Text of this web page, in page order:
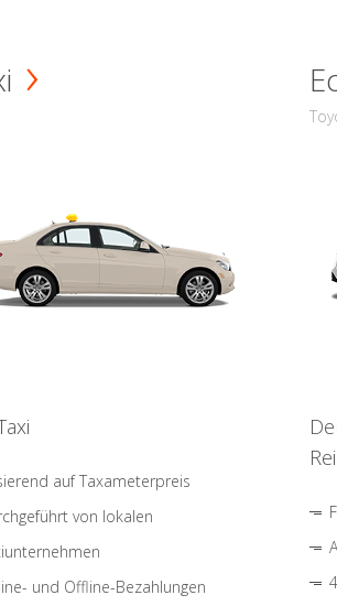
auf Taxameterpreis
von lokalen
und Offline-Bezahlungen